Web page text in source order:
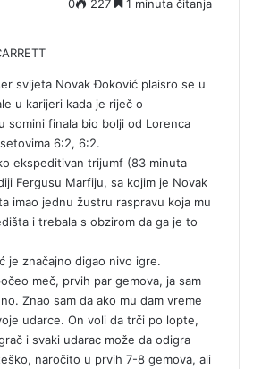
m
0
227 1 minuta čitanja
svijeta Novak Đoković plaisro se u
u karijeri kada je riječ o
somini finala bio bolji od Lorenca
6:2, 6:2.
ekspeditivan trijumf (83 minuta
Fergusu Marfiju, sa kojim je Novak
imao jednu žustru raspravu koja mu
i trebala s obzirom da ga je to
je značajno digao nivo igre.
meč, prvih par gemova, ja sam
Znao sam da ako mu dam vreme
udarce. On voli da trči po lopte,
i svaki udarac može da odigra
naročito u prvih 7-8 gemova, ali